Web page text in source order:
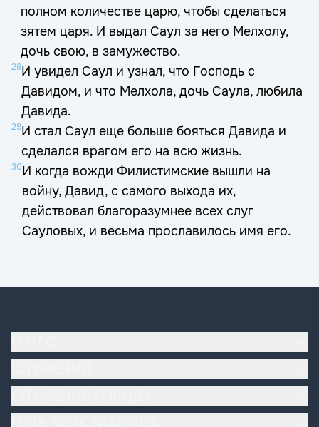
полном количестве царю, чтобы сделаться
зятем царя. И выдал Саул за него Мелхолу,
дочь свою, в замужество.
28И увидел Саул и узнал, что Господь с
Давидом, и что Мелхола, дочь Саула, любила
Давида.
29И стал Саул еще больше бояться Давида и
сделался врагом его на всю жизнь.
30И когда вожди Филистимские вышли на
войну, Давид, с самого выхода их,
действовал благоразумнее всех слуг
Сауловых, и весьма прославилось имя его.
Основы вероучения
Эдуард и Ольга Деремовы
Домашние группы